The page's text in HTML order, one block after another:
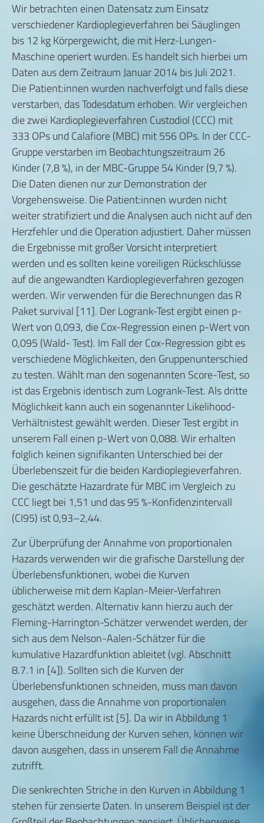
Wir betrachten einen Datensatz zum Einsatz
verschiedener Kardioplegieverfahren bei Säuglingen
bis 12 kg Körpergewicht, die mit Herz-Lungen-
Maschine operiert wurden. Es handelt sich hierbei um
Daten aus dem Zeitraum Januar 2014 bis Juli 2021.
Die Patient:innen wurden nachverfolgt und falls diese
verstarben, das Todesdatum erhoben. Wir vergleichen
die zwei Kardioplegieverfahren Custodiol (CCC) mit
333 OPs und Calafiore (MBC) mit 556 OPs. In der CCC-
Gruppe verstarben im Beobachtungszeitraum 26
Kinder (7,8 %), in der MBC-Gruppe 54 Kinder (9,7 %).
Die Daten dienen nur zur Demonstration der
Vorgehensweise. Die Patient:innen wurden nicht
weiter stratifiziert und die Analysen auch nicht auf den
Herzfehler und die Operation adjustiert. Daher müssen
die Ergebnisse mit großer Vorsicht interpretiert
werden und es sollten keine voreiligen Rückschlüsse
auf die angewandten Kardioplegieverfahren gezogen
werden. Wir verwenden für die Berechnungen das R
Paket survival [11]. Der Logrank-Test ergibt einen p-
Wert von 0,093, die Cox-Regression einen p-Wert von
0,095 (Wald- Test). Im Fall der Cox-Regression gibt es
verschiedene Möglichkeiten, den Gruppenunterschied
zu testen. Wählt man den sogenannten Score-Test, so
ist das Ergebnis identisch zum Logrank-Test. Als dritte
Möglichkeit kann auch ein sogenannter Likelihood-
Verhältnistest gewählt werden. Dieser Test ergibt in
unserem Fall einen p-Wert von 0,088. Wir erhalten
folglich keinen signifikanten Unterschied bei der
Überlebenszeit für die beiden Kardioplegieverfahren.
Die geschätzte Hazardrate für MBC im Vergleich zu
CCC liegt bei 1,51 und das 95 %-Konfidenzintervall
(CI95) ist 0,93–2,44.
Zur Überprüfung der Annahme von proportionalen
Hazards verwenden wir die grafische Darstellung der
Überlebensfunktionen, wobei die Kurven
üblicherweise mit dem Kaplan-Meier-Verfahren
geschätzt werden. Alternativ kann hierzu auch der
Fleming-Harrington-Schätzer verwendet werden, der
sich aus dem Nelson-Aalen-Schätzer für die
kumulative Hazardfunktion ableitet (vgl. Abschnitt
8.7.1 in [4]). Sollten sich die Kurven der
Überlebensfunktionen schneiden, muss man davon
ausgehen, dass die Annahme von proportionalen
Hazards nicht erfüllt ist [5]. Da wir in Abbildung 1
keine Überschneidung der Kurven sehen, können wir
davon ausgehen, dass in unserem Fall die Annahme
zutrifft.
Die senkrechten Striche in den Kurven in Abbildung 1
stehen für zensierte Daten. In unserem Beispiel ist der